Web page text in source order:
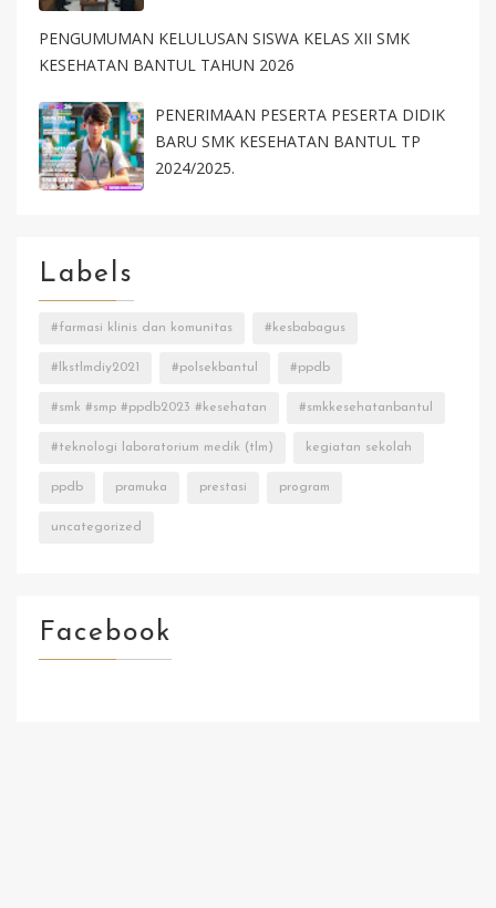
PENGUMUMAN KELULUSAN SISWA KELAS XII SMK
KESEHATAN BANTUL TAHUN 2026
PENERIMAAN PESERTA PESERTA DIDIK
BARU SMK KESEHATAN BANTUL TP
2024/2025.
Labels
#farmasi klinis dan komunitas #kesbabagus
#lkstlmdiy2021 #polsekbantul #ppdb
#smk #smp #ppdb2023 #kesehatan #smkkesehatanbantul
#teknologi laboratorium medik (tlm) kegiatan sekolah
ppdb pramuka prestasi program
uncategorized
Facebook